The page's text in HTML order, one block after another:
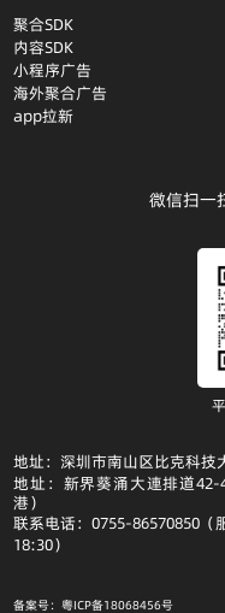
聚合SDK
内容SDK
小程序广告
海外聚合广告
app拉新
微信扫一
地址：深圳市南山区比克科技
地址：新界葵涌大連排道
港）
联系电话：0755-86570850
18:30）
备案号：粤ICP备18068456号